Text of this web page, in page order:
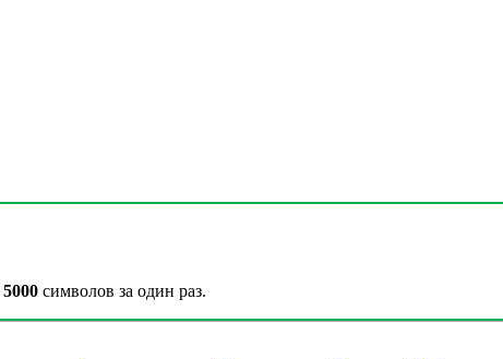
5000 символов за один раз.